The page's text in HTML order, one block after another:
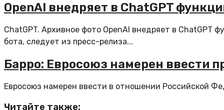
OpenAI внедряет в ChatGPT
ChatGPT. Архивное фото OpenAI внедряет в ChatGPT
бота, следует из пресс-релиза...
Барро: Евросоюз намерен ввести
Евросоюз намерен ввести в отношении Российской
Читайте также: